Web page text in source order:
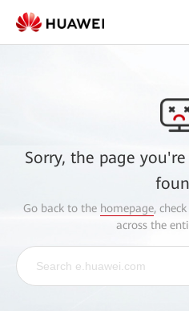
Sorry, the page
Go back to the homepage,
across the